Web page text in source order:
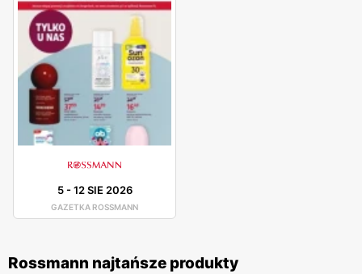
5-12 SIE 2026
GAZETKA ROSSMANN
Rossmann najtańsze produkty